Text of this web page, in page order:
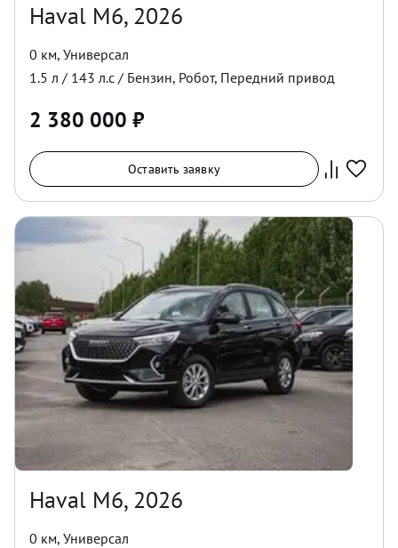
Haval M6, 2026
0 км, Универсал
1.5 л / 143 л.с / Бензин, Робот, Передний привод
2 380 000 ₽
Оставить заявку
Haval M6, 2026
0 км, Универсал